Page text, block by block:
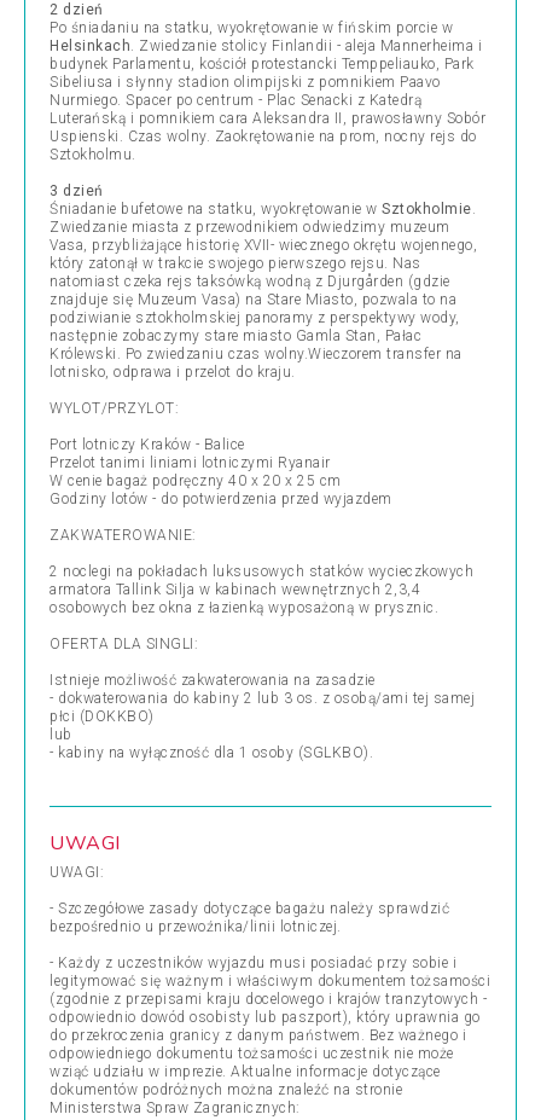
2 dzień
Po śniadaniu na statku, wyokrętowanie w fińskim porcie w
Helsinkach. Zwiedzanie stolicy Finlandii - aleja Mannerheima i
budynek Parlamentu, kościół protestancki Temppeliauko, Park
Sibeliusa i słynny stadion olimpijski z pomnikiem Paavo
Nurmiego. Spacer po centrum - Plac Senacki z Katedrą
Luterańską i pomnikiem cara Aleksandra II, prawosławny Sobór
Uspienski. Czas wolny. Zaokrętowanie na prom, nocny rejs do
Sztokholmu.
3 dzień
Śniadanie bufetowe na statku, wyokrętowanie w Sztokholmie.
Zwiedzanie miasta z przewodnikiem odwiedzimy muzeum
Vasa, przybliżające historię XVII- wiecznego okrętu wojennego,
który zatonął w trakcie swojego pierwszego rejsu. Nas
natomiast czeka rejs taksówką wodną z Djurgården (gdzie
znajduje się Muzeum Vasa) na Stare Miasto, pozwala to na
podziwianie sztokholmskiej panoramy z perspektywy wody,
następnie zobaczymy stare miasto Gamla Stan, Pałac
Królewski. Po zwiedzaniu czas wolny.Wieczorem transfer na
lotnisko, odprawa i przelot do kraju.
WYLOT/PRZYLOT:
Port lotniczy Kraków - Balice
Przelot tanimi liniami lotniczymi Ryanair
W cenie bagaż podręczny 40 x 20 x 25 cm
Godziny lotów - do potwierdzenia przed wyjazdem
ZAKWATEROWANIE:
2 noclegi na pokładach luksusowych statków wycieczkowych
armatora Tallink Silja w kabinach wewnętrznych 2,3,4
osobowych bez okna z łazienką wyposażoną w prysznic.
OFERTA DLA SINGLI:
Istnieje możliwość zakwaterowania na zasadzie
- dokwaterowania do kabiny 2 lub 3 os. z osobą/ami tej samej
płci (DOKKBO)
lub
- kabiny na wyłączność dla 1 osoby (SGLKBO).
UWAGI
UWAGI:
- Szczegółowe zasady dotyczące bagażu należy sprawdzić
bezpośrednio u przewoźnika/linii lotniczej.
- Każdy z uczestników wyjazdu musi posiadać przy sobie i
legitymować się ważnym i właściwym dokumentem tożsamości
(zgodnie z przepisami kraju docelowego i krajów tranzytowych -
odpowiednio dowód osobisty lub paszport), który uprawnia go
do przekroczenia granicy z danym państwem. Bez ważnego i
odpowiedniego dokumentu tożsamości uczestnik nie może
wziąć udziału w imprezie. Aktualne informacje dotyczące
dokumentów podróżnych można znaleźć na stronie
Ministerstwa Spraw Zagranicznych: